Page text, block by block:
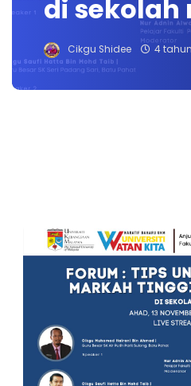
di sekolah
Cikgu Shidee 4